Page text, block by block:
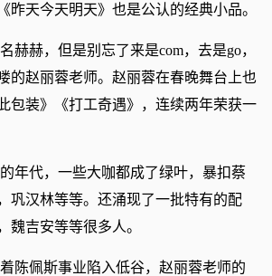
昨天今天明天》也是公认的经典小品。
赫赫，但是别忘了来是com，去是go，
的赵丽蓉老师。赵丽蓉在春晚舞台上也
包装》《打工奇遇》，连续两年荣获一
年代，一些大咖都成了绿叶，暴扣蔡
巩汉林等等。还涌现了一批特有的配
魏吉安等等很多人。
陈佩斯事业陷入低谷，赵丽蓉老师的